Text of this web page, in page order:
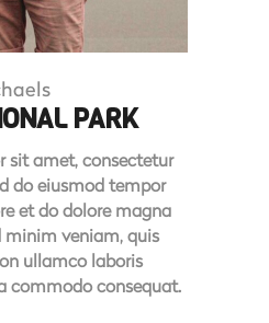
PARK
sit amet, consectetur
do eiusmod tempor
et do dolore magna
veniam, quis
ullamco laboris
commodo consequat.